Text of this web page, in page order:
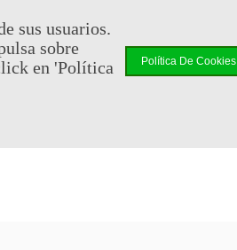
24puntos de fidelidad
puede convertir en un
sus usuarios.
sobre
en 'Política
Política De Cookies